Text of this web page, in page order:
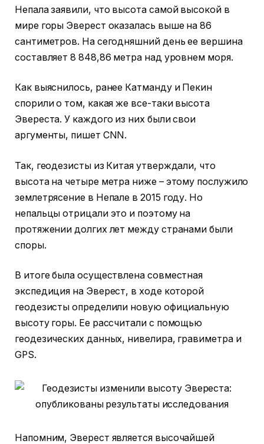
Непала заявили, что высота самой высокой в
мире горы Эверест оказалась выше на 86
сантиметров. На сегодняшний день ее вершина
составляет 8 848,86 метра над уровнем моря.
Как выяснилось, ранее Катманду и Пекин
спорили о том, какая же все-таки высота
Эвереста. У каждого из них были свои
аргументы, пишет CNN.
Так, геодезисты из Китая утверждали, что
высота на четыре метра ниже – этому послужило
землетрясение в Непале в 2015 году. Но
непальцы отрицали это и поэтому на
протяжении долгих лет между странами были
споры.
В итоге была осуществлена совместная
экспедиция на Эверест, в ходе которой
геодезисты определили новую официальную
высоту горы. Ее рассчитали с помощью
геодезических данных, нивелира, гравиметра и
GPS.
Напомним, Эверест является высочайшей